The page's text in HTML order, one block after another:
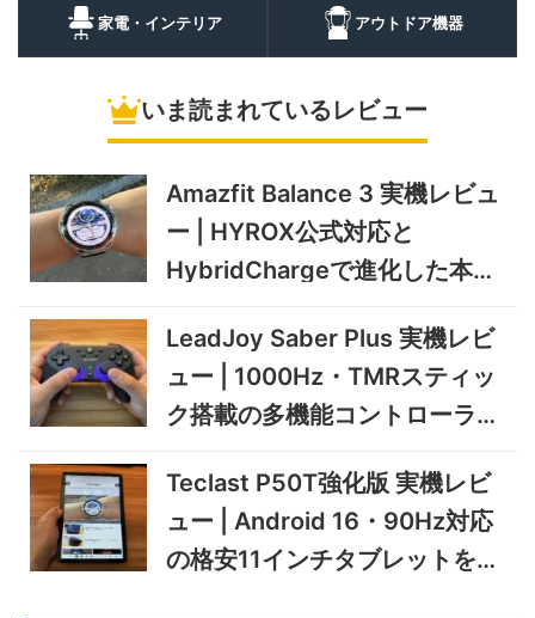
ュー | バッテリー対応で車中
泊にも使いやすいポータブル
35,131
10/9まで
BougeRV Arch Pro 200W
い・車載しやすい200Wソー
ラーパネル
37,601
11/8まで
GEEKOM A9 MAX 2026 実
機レビュー | Ryzen AI 9 HX
実機検証
243,900円
231,705
11/30まで
タブレット
TCL Note A1 NXTPAPER 実
機レビュー | 紙のような書き
92,980円
5%オフ
88,331円
ポータブル冷
蔵庫
BougeRV CRD2 V2.0 実機
レビュー｜キャスター付き2
室独立49Lポータブル冷蔵庫
36,283円
5%オフ
34,469
家電・インテリア アウトドア機器
いま読まれているレビュー
Amazfit Balance 3 実機レビュ
ー | HYROX公式対応と
HybridChargeで進化した本格
LeadJoy Saber Plus 実機レビ
ュー | 1000Hz・TMRスティッ
ク搭載の多機能コントローラー
Teclast P50T強化版 実機レビ
ュー | Android 16・90Hz対応
の格安11インチタブレットを検